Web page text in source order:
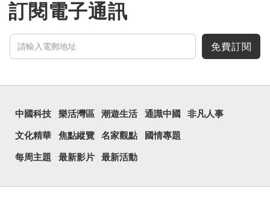
訂閱電子通訊
免費訂閱
中國科技 樂活灣區 潮遊生活 通識中國 非凡人事
文化精華 焦點縱覽 名家觀點 國情專題
每周主題 最新影片 最新活動